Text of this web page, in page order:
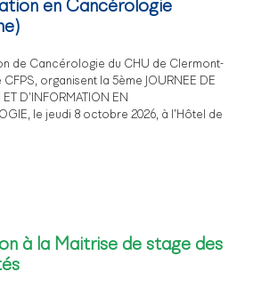
en Cancérologie
de Cancérologie du CHU de Clermont-
CFPS, organisent la 5ème JOURNEE DE
D’INFORMATION EN
le jeudi 8 octobre 2026, à l’Hôtel de
à la Maitrise de stage des